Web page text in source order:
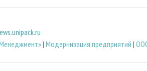
| Модернизация предприятий |